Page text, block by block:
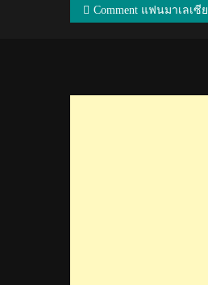
แนะแนว
Comment แฟนมาเลเซียหลังตะกร้อเดี่ยวชายได้เหรียญทองเอเชียนเกมส์ในรอบ 24 ปี